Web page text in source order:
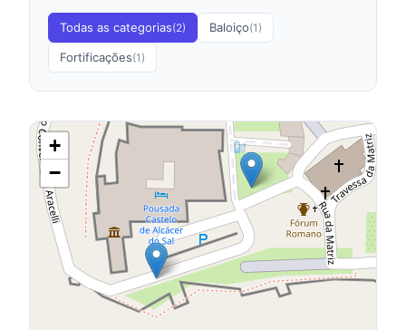
Todas as categorias(2) Baloiço(1)
Fortificações(1)
+
−